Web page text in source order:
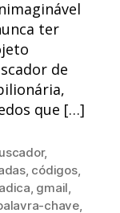
ter
de
que […]
,
, códigos,
, gmail,
chave,